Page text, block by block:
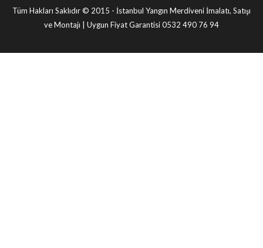
Tüm Hakları Saklıdır © 2015 - İstanbul Yangın Merdiveni İmalatı, Satışı
ve Montajı | Uygun Fiyat Garantisi 0532 490 76 94